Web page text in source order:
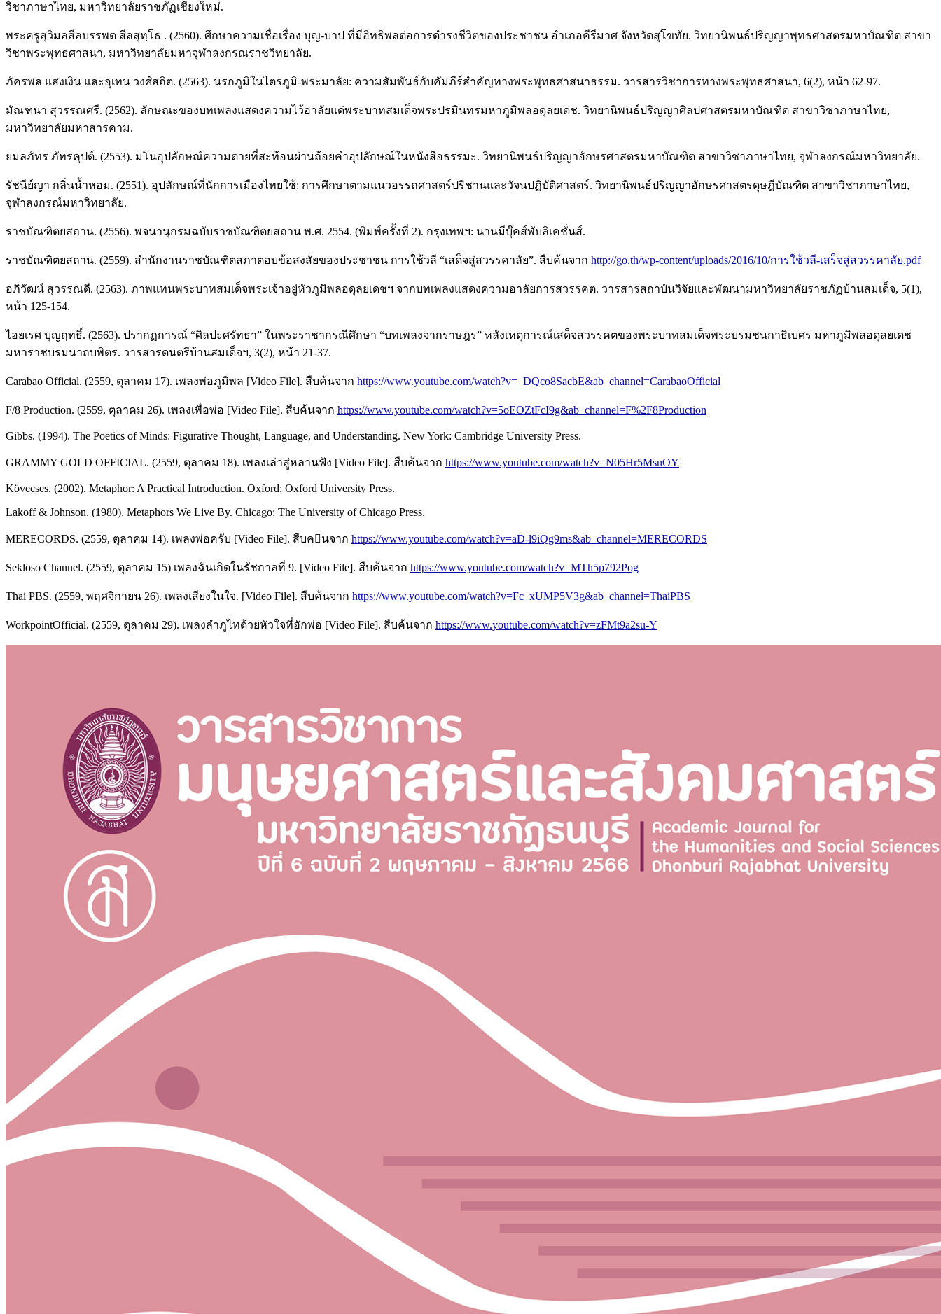
วิชาภาษาไทย, มหาวิทยาลัยราชภัฏเชียงใหม่.
พระครูสุวิมลสีลบรรพต สีลสุทฺโธ . (2560). ศึกษาความเชื่อเรื่อง บุญ-บาป ที่มีอิทธิพลต่อการดำรงชีวิตของประชาชน อำเภอคีรีมาศ จังหวัดสุโขทัย. วิทยานิพนธ์ปริญญาพุทธศาสตรมหาบัณฑิต สาขา
วิชาพระพุทธศาสนา, มหาวิทยาลัยมหาจุฬาลงกรณราชวิทยาลัย.
ภัครพล แสงเงิน และอุเทน วงศ์สถิต. (2563). นรกภูมิในไตรภูมิ-พระมาลัย: ความสัมพันธ์กับคัมภีร์สำคัญทางพระพุทธศาสนาธรรม. วารสารวิชาการทางพระพุทธศาสนา, 6(2), หน้า 62-97.
มัณฑนา สุวรรณศรี. (2562). ลักษณะของบทเพลงแสดงความไว้อาลัยแด่พระบาทสมเด็จพระปรมินทรมหาภูมิพลอดุลยเดช. วิทยานิพนธ์ปริญญาศิลปศาสตรมหาบัณฑิต สาขาวิชาภาษาไทย,
มหาวิทยาลัยมหาสารคาม.
ยมลภัทร ภัทรคุปต์. (2553). มโนอุปลักษณ์ความตายที่สะท้อนผ่านถ้อยคำอุปลักษณ์ในหนังสือธรรมะ. วิทยานิพนธ์ปริญญาอักษรศาสตรมหาบัณฑิต สาขาวิชาภาษาไทย, จุฬาลงกรณ์มหาวิทยาลัย.
รัชนีย์ญา กลิ่นน้ำหอม. (2551). อุปลักษณ์ที่นักการเมืองไทยใช้: การศึกษาตามแนวอรรถศาสตร์ปริชานและวัจนปฏิบัติศาสตร์. วิทยานิพนธ์ปริญญาอักษรศาสตรดุษฎีบัณฑิต สาขาวิชาภาษาไทย,
จุฬาลงกรณ์มหาวิทยาลัย.
ราชบัณฑิตยสถาน. (2556). พจนานุกรมฉบับราชบัณฑิตยสถาน พ.ศ. 2554. (พิมพ์ครั้งที่ 2). กรุงเทพฯ: นานมีบุ๊คส์พับลิเคชั่นส์.
ราชบัณฑิตยสถาน. (2559). สำนักงานราชบัณฑิตสภาตอบข้อสงสัยของประชาชน การใช้วลี “เสด็จสู่สวรรคาลัย”. สืบค้นจาก http://go.th/wp-content/uploads/2016/10/การใช้วลี-เสร็จสู่สวรรคาลัย.pdf
อภิวัฒน์ สุวรรณดี. (2563). ภาพแทนพระบาทสมเด็จพระเจ้าอยู่หัวภูมิพลอดุลยเดชฯ จากบทเพลงแสดงความอาลัยการสวรรคต. วารสารสถาบันวิจัยและพัฒนามหาวิทยาลัยราชภัฏบ้านสมเด็จ, 5(1),
หน้า 125-154.
ไอยเรศ บุญฤทธิ์. (2563). ปรากฏการณ์ “ศิลปะศรัทธา” ในพระราชากรณีศึกษา “บทเพลงจากราษฎร” หลังเหตุการณ์เสด็จสวรรคตของพระบาทสมเด็จพระบรมชนกาธิเบศร มหาภูมิพลอดุลยเดช
มหาราชบรมนาถบพิตร. วารสารดนตรีบ้านสมเด็จฯ, 3(2), หน้า 21-37.
Carabao Official. (2559, ตุลาคม 17). เพลงพ่อภูมิพล [Video File]. สืบค้นจาก https://www.youtube.com/watch?v=_DQco8SacbE&ab_channel=CarabaoOfficial
F/8 Production. (2559, ตุลาคม 26). เพลงเพื่อพ่อ [Video File]. สืบค้นจาก https://www.youtube.com/watch?v=5oEOZtFcI9g&ab_channel=F%2F8Production
Gibbs. (1994). The Poetics of Minds: Figurative Thought, Language, and Understanding. New York: Cambridge University Press.
GRAMMY GOLD OFFICIAL. (2559, ตุลาคม 18). เพลงเล่าสู่หลานฟัง [Video File]. สืบค้นจาก https://www.youtube.com/watch?v=N05Hr5MsnOY
Kövecses. (2002). Metaphor: A Practical Introduction. Oxford: Oxford University Press.
Lakoff & Johnson. (1980). Metaphors We Live By. Chicago: The University of Chicago Press.
MERECORDS. (2559, ตุลาคม 14). เพลงพ่อครับ [Video File]. สืบคนจาก https://www.youtube.com/watch?v=aD-l9iQg9ms&ab_channel=MERECORDS
Sekloso Channel. (2559, ตุลาคม 15) เพลงฉันเกิดในรัชกาลที่ 9. [Video File]. สืบค้นจาก https://www.youtube.com/watch?v=MTh5p792Pog
Thai PBS. (2559, พฤศจิกายน 26). เพลงเสียงในใจ. [Video File]. สืบค้นจาก https://www.youtube.com/watch?v=Fc_xUMP5V3g&ab_channel=ThaiPBS
WorkpointOfficial. (2559, ตุลาคม 29). เพลงลำภูไทด้วยหัวใจที่ฮักพ่อ [Video File]. สืบค้นจาก https://www.youtube.com/watch?v=zFMt9a2su-Y